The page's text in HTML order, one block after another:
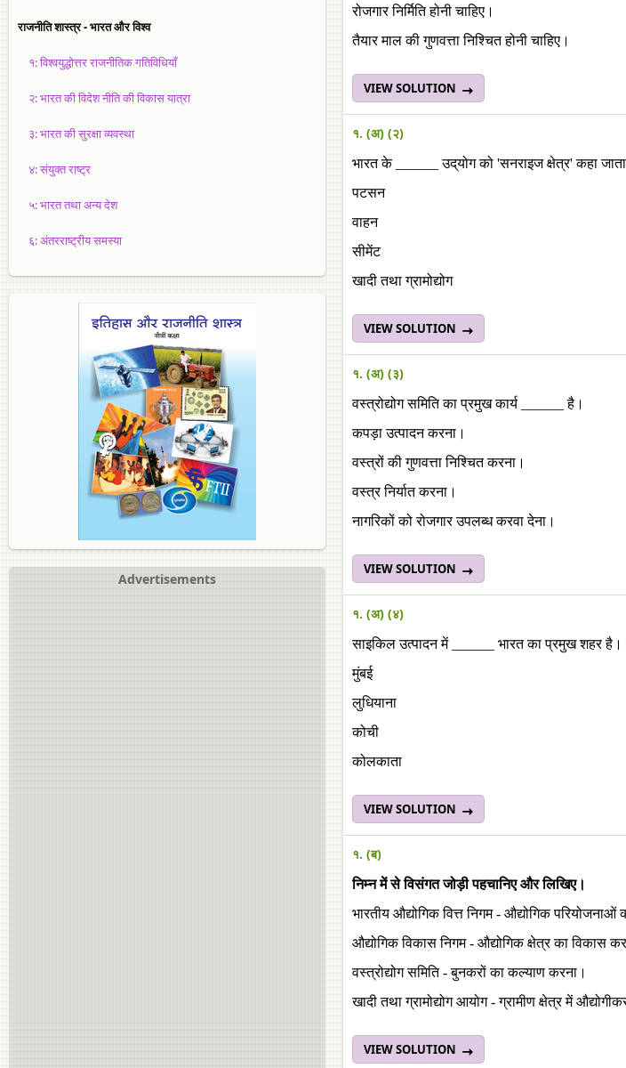
राजनीति शास्त्र - भारत और विश्व
१: विश्वयुद्धोत्तर राजनीतिक गतिविधियाँ
२: भारत की विदेश नीति की विकास यात्रा
३: भारत की सुरक्षा व्यवस्था
४: संयुक्त राष्ट्र
५: भारत तथा अन्य देश
६: अंतरराष्ट्रीय समस्या
Advertisements
रोजगार निर्मिति होनी चाहिए।
तैयार माल की गुणवत्ता निश्चित होनी चाहिए।
VIEW SOLUTION
१. (अ) (२)
भारत के ______ उद्‌योग को 'सनराइज क्षेत्र' कहा
पटसन
वाहन
सीमेंट
खादी तथा ग्रामोद्योग
VIEW SOLUTION
१. (अ) (३)
वस्त्रोद्योग समिति का प्रमुख कार्य ______ है।
कपड़ा उत्पादन करना।
वस्त्रों की गुणवत्ता निश्चित करना।
वस्त्र निर्यात करना।
नागरिकों को रोजगार उपलब्ध करवा देना।
VIEW SOLUTION
१. (अ) (४)
साइकिल उत्पादन में ______ भारत का प्रमुख शहर है।
मुंबई
लुधियाना
कोची
कोलकाता
VIEW SOLUTION
१. (ब)
निम्न में से विसंगत जोड़ी पहचानिए और लिखिए।
भारतीय औद्योगिक वित्त निगम - औद्योगिक
औद्योगिक विकास निगम - औद्योगिक क्षेत्र का विकास
वस्त्रोद्योग समिति - बुनकरों का कल्याण करना।
खादी तथा ग्रामोद्योग आयोग - ग्रामीण क्षेत्र में
VIEW SOLUTION